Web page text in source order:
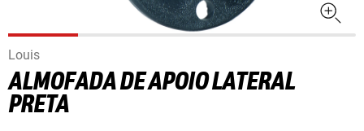
Louis
ALMOFADA DE APOIO LATERAL
PRETA